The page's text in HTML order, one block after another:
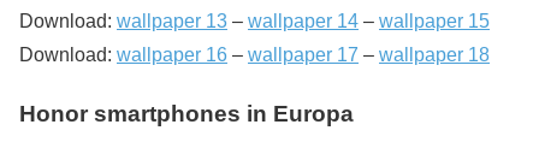
Download: wallpaper 13 – wallpaper 14 – wallpaper 15
Download: wallpaper 16 – wallpaper 17 – wallpaper 18
Honor smartphones in Europa